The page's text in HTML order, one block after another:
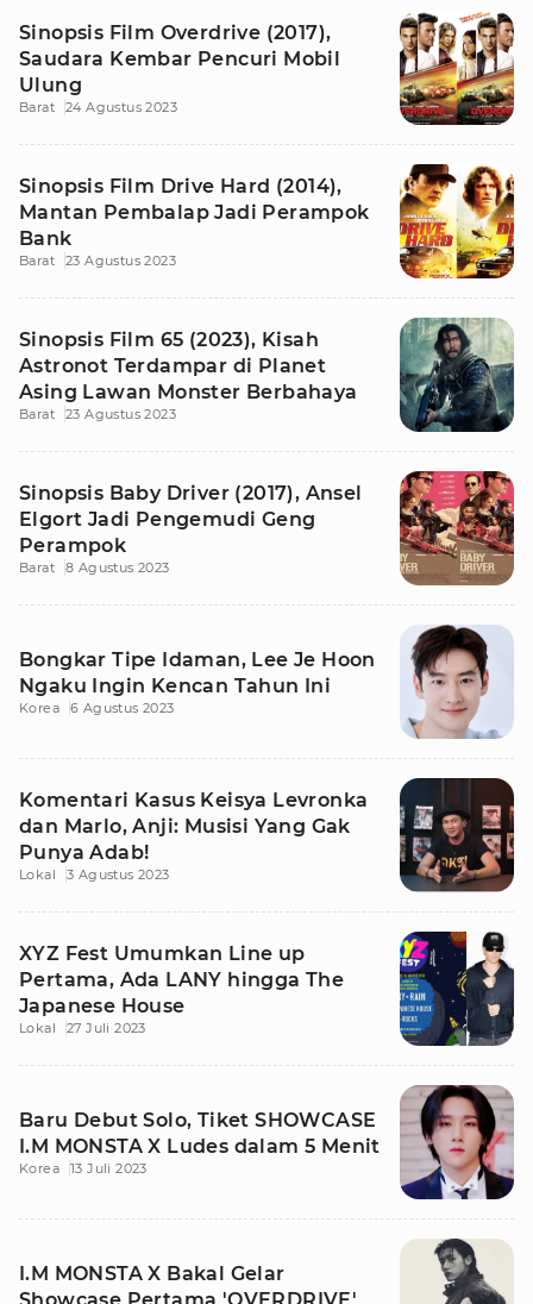
Sinopsis Film Overdrive (2017),
Saudara Kembar Pencuri Mobil
Ulung
Barat 24 Agustus 2023
Sinopsis Film Drive Hard (2014),
Mantan Pembalap Jadi Perampok
Bank
Barat 23 Agustus 2023
Sinopsis Film 65 (2023), Kisah
Astronot Terdampar di Planet
Asing Lawan Monster Berbahaya
Barat 23 Agustus 2023
Sinopsis Baby Driver (2017), Ansel
Elgort Jadi Pengemudi Geng
Perampok
Barat 8 Agustus 2023
Bongkar Tipe Idaman, Lee Je Hoon
Ngaku Ingin Kencan Tahun Ini
Korea 6 Agustus 2023
Komentari Kasus Keisya Levronka
dan Marlo, Anji: Musisi Yang Gak
Punya Adab!
Lokal 3 Agustus 2023
XYZ Fest Umumkan Line up
Pertama, Ada LANY hingga The
Japanese House
Lokal 27 Juli 2023
Baru Debut Solo, Tiket SHOWCASE
I.M MONSTA X Ludes dalam 5 Menit
Korea 13 Juli 2023
I.M MONSTA X Bakal Gelar